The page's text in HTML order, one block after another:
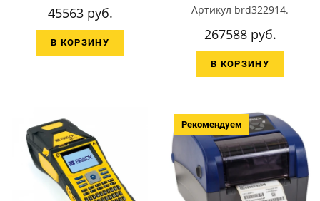
45563 руб.
В КОРЗИНУ
Артикул brd322914.
267588 руб.
В КОРЗИНУ
Рекомендуем